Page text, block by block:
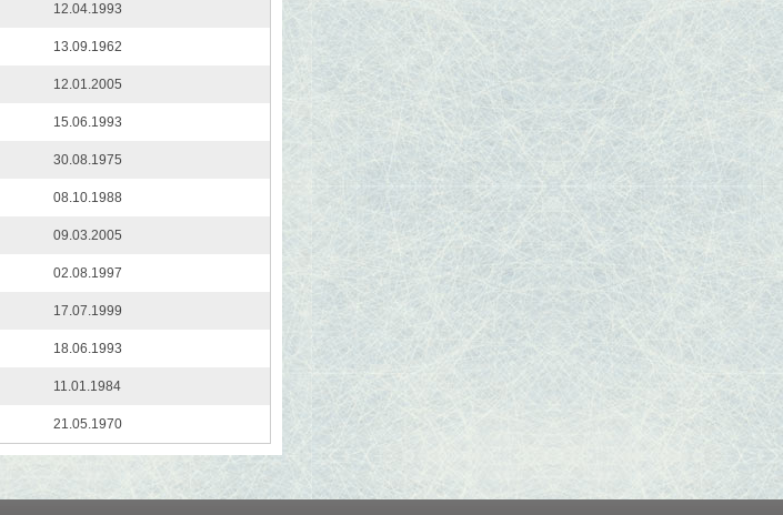
12.04.1993
13.09.1962
12.01.2005
15.06.1993
30.08.1975
08.10.1988
09.03.2005
02.08.1997
17.07.1999
18.06.1993
11.01.1984
21.05.1970